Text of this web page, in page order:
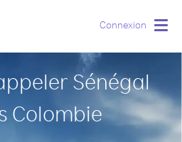
Connexion
Sénégal
Colombie